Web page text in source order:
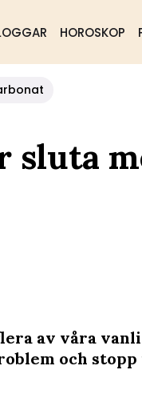
HOROSKOP
sluta
av våra
och stopp